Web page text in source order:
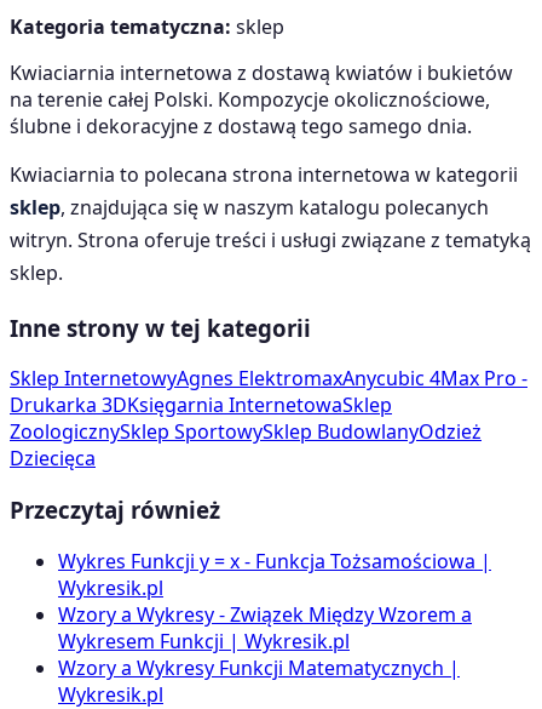
Kategoria tematyczna: sklep
Kwiaciarnia internetowa z dostawą kwiatów i bukietów
na terenie całej Polski. Kompozycje okolicznościowe,
ślubne i dekoracyjne z dostawą tego samego dnia.
Kwiaciarnia to polecana strona internetowa w kategorii
sklep, znajdująca się w naszym katalogu polecanych
witryn. Strona oferuje treści i usługi związane z tematyką
sklep.
Inne strony w tej kategorii
Sklep InternetowyAgnes ElektromaxAnycubic 4Max Pro -
Drukarka 3DKsięgarnia InternetowaSklep
ZoologicznySklep SportowySklep BudowlanyOdzież
Dziecięca
Przeczytaj również
Wykres Funkcji y = x - Funkcja Tożsamościowa |
Wykresik.pl
Wzory a Wykresy - Związek Między Wzorem a
Wykresem Funkcji | Wykresik.pl
Wzory a Wykresy Funkcji Matematycznych |
Wykresik.pl